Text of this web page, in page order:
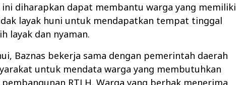
ini diharapkan dapat membantu warga yang memiliki
layak huni untuk mendapatkan tempat tinggal
layak dan nyaman.
Baznas bekerja sama dengan pemerintah daerah
untuk mendata warga yang membutuhkan
RTLH. Warga yang berhak menerima